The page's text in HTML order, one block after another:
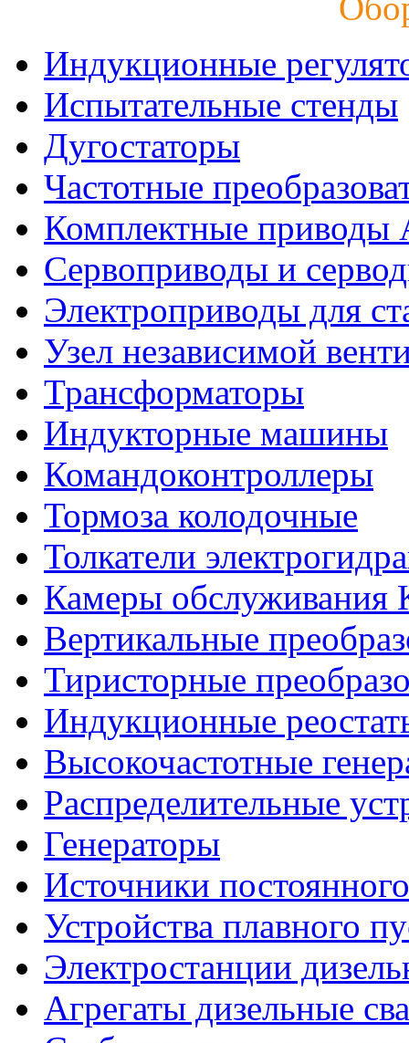
Индукционные
Испытательные стенды
Дугостаторы
Частотные
Комплектные
Сервоприводы и
Электроприводы для
Узел независимой
Трансформаторы
Индукторные машины
Командоконтроллеры
Тормоза колодочные
Толкатели
Камеры
Вертикальные
Тиристорные
Индукционные
Высокочастотные
Распределительные
Генераторы
Источники
Устройства плавного
Электростанции
Агрегаты дизельные